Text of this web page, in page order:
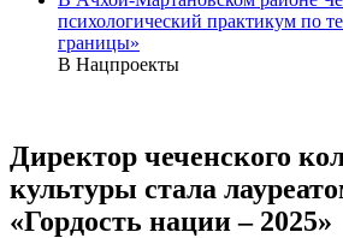
психологический практикум по
границы»
В Нацпроекты
Директор чеченского
культуры стала
«Гордость нации – 2025»